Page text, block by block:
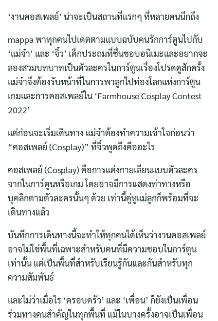
‘งานคอสเพลย์’ น่าจะเป็นสถานที่แรกๆ ที่หลายคนนึกถึง
mappa พาทุกคนไปเดตตามแบบฉบับคนรักการ์ตูนไปกับ
‘แม่จ๋า’ และ ‘จิ๋ว’ เด็กประถมที่ชื่นชอบอนิเมะและอยากจะ
ลองสวมบทบาทเป็นตัวละครในการ์ตูนเรื่องโปรดดูสักครั้ง
แม่จ๋าจึงต้องรับหน้าที่ในการพาลูกไปท่องโลกแห่งการ์ตูน
เกมและการคอสเพลย์ใน ‘Farmhouse Cosplay Contest
2022’
แต่ก่อนจะเริ่มเดินทาง แม่จ๋าต้องทำความเข้าใจก่อนว่า
“คอสเพลย์ (Cosplay)” ที่จิ๋วพูดถึงคืออะไร
คอสเพลย์ (Cosplay) คือการแต่งกายเลียนแบบตัวละคร
จากในการ์ตูนหรือเกม โดยอาจมีการแสดงท่าทางหรือ
บุคลิกตามตัวละครนั้นๆ ด้วย เท่านี้คู่หูแม่ลูกก็พร้อมที่จะ
เดินทางแล้ว
บันทึกการเดินทางนี้จะทำให้ทุกคนได้เห็นว่างานคอสเพลย์
อาจไม่ใช่พื้นที่เฉพาะสำหรับคนที่มีความชอบในการ์ตูน
เท่านั้น แต่เป็นพื้นที่สำหรับเรียนรู้กันและกันสำหรับทุก
ความสัมพันธ์
และไม่ว่าเมื่อไร ‘ครอบครัว’ และ ‘เพื่อน’ ก็ยังเป็นเพื่อน
ร่วมทางคนสำคัญในทุกพื้นที่ แม้ในบางครั้งอาจเป็นเพื่อน